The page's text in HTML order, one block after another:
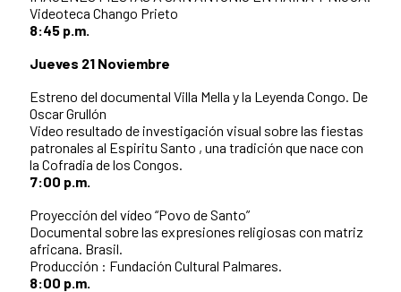
Videoteca Chango Prieto
8:45 p.m.
Jueves 21 Noviembre
Estreno del documental Villa Mella y la Leyenda Congo. De
Oscar Grullón
Video resultado de investigación visual sobre las fiestas
patronales al Espiritu Santo , una tradición que nace con
la Cofradia de los Congos.
7:00 p.m.
Proyección del vídeo “Povo de Santo”
Documental sobre las expresiones religiosas con matriz
africana. Brasil.
Producción : Fundación Cultural Palmares.
8:00 p.m.